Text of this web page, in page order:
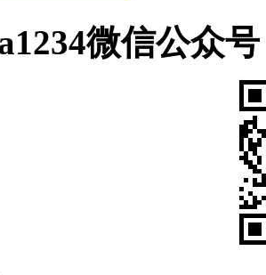
微信公众号